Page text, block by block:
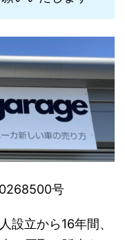
号
設立から16年間、